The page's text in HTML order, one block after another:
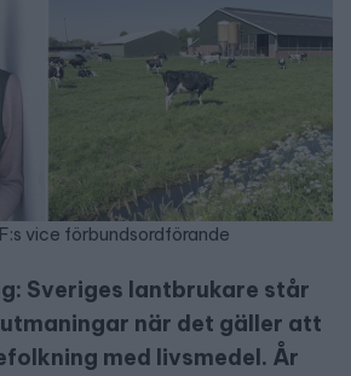
vice förbundsordförande
Sveriges lantbrukare står
när det gäller att
med livsmedel. År